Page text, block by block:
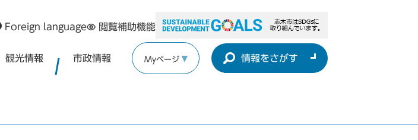
Foreign language 閲覧補助機能
観光情報 市政情報 Myページ 情報をさがす